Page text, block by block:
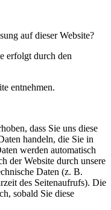
auf dieser Website?
erfolgt durch den
entnehmen.
dass Sie uns diese
handeln, die Sie in
werden automatisch
der Website durch unsere
Daten (z. B.
des Seitenaufrufs). Die
sobald Sie diese